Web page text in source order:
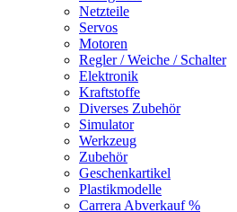
Netzteile
Servos
Motoren
Regler / Weiche / Schalter
Elektronik
Kraftstoffe
Diverses Zubehör
Simulator
Werkzeug
Zubehör
Geschenkartikel
Plastikmodelle
Carrera Abverkauf %